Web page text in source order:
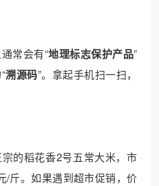
常会有“地理标志保护产品”
溯源码”。拿起手机扫一扫，
的稻花香2号五常大米，市
/斤。如果遇到超市促销，价